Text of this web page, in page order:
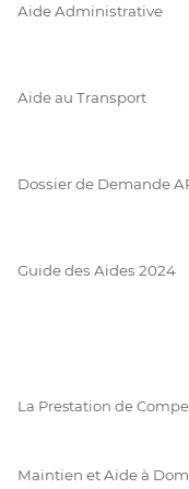
Aide Administrative
Aide au Transport
Dossier de Demande
Guide des Aides 2024
La Prestation de
Maintien et Aide à